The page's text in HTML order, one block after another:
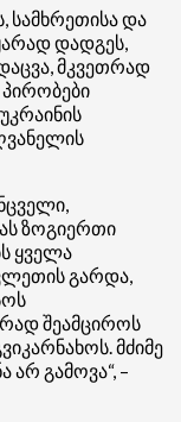
სამხრეთისა და
დადგეს,
მკვეთრად
ზოგიერთი
ყველა
გარდა,
შეამციროს
მძიმე
არ გამოვა“, –